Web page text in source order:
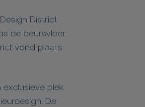
District
de beursvloer
vond plaats
exclusieve plek
De